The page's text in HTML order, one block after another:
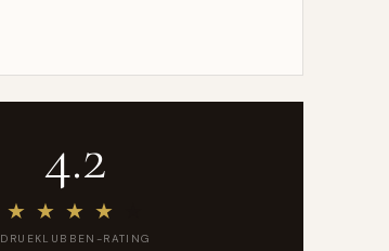
4.2
★ ★ ★ ★
DRUEKLUBBEN-RATING